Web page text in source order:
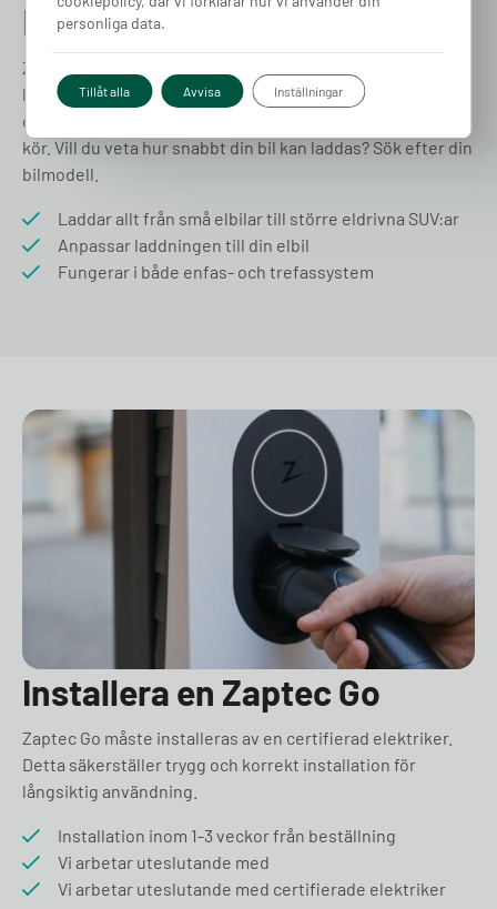
Kompatibel med alla elbilar
Zaptec Go passar alla laddbara bilar och anpassar
laddstyrkan automatiskt efter bilens kapacitet. Detta gör
den till ett säkert och flexibelt val oavsett vilken elbil du
kör. Vill du veta hur snabbt din bil kan laddas? Sök efter din
bilmodell.
Laddar allt från små elbilar till större eldrivna SUV:ar
Anpassar laddningen till din elbil
Fungerar i både enfas- och trefassystem
Installera en Zaptec Go
Zaptec Go måste installeras av en certifierad elektriker.
Detta säkerställer trygg och korrekt installation för
långsiktig användning.
Installation inom 1-3 veckor från beställning
Vi arbetar uteslutande med
Vi arbetar uteslutande med certifierade elektriker
personliga data.
Tillåt alla Avvisa Inställningar